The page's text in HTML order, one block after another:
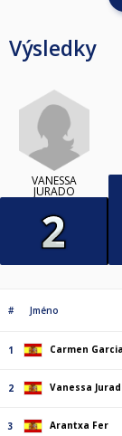
Výsledky
VANESSA
JURADO
# Jméno
1 Carmen Garcia
2 Vanessa
3 Arantxa Fer